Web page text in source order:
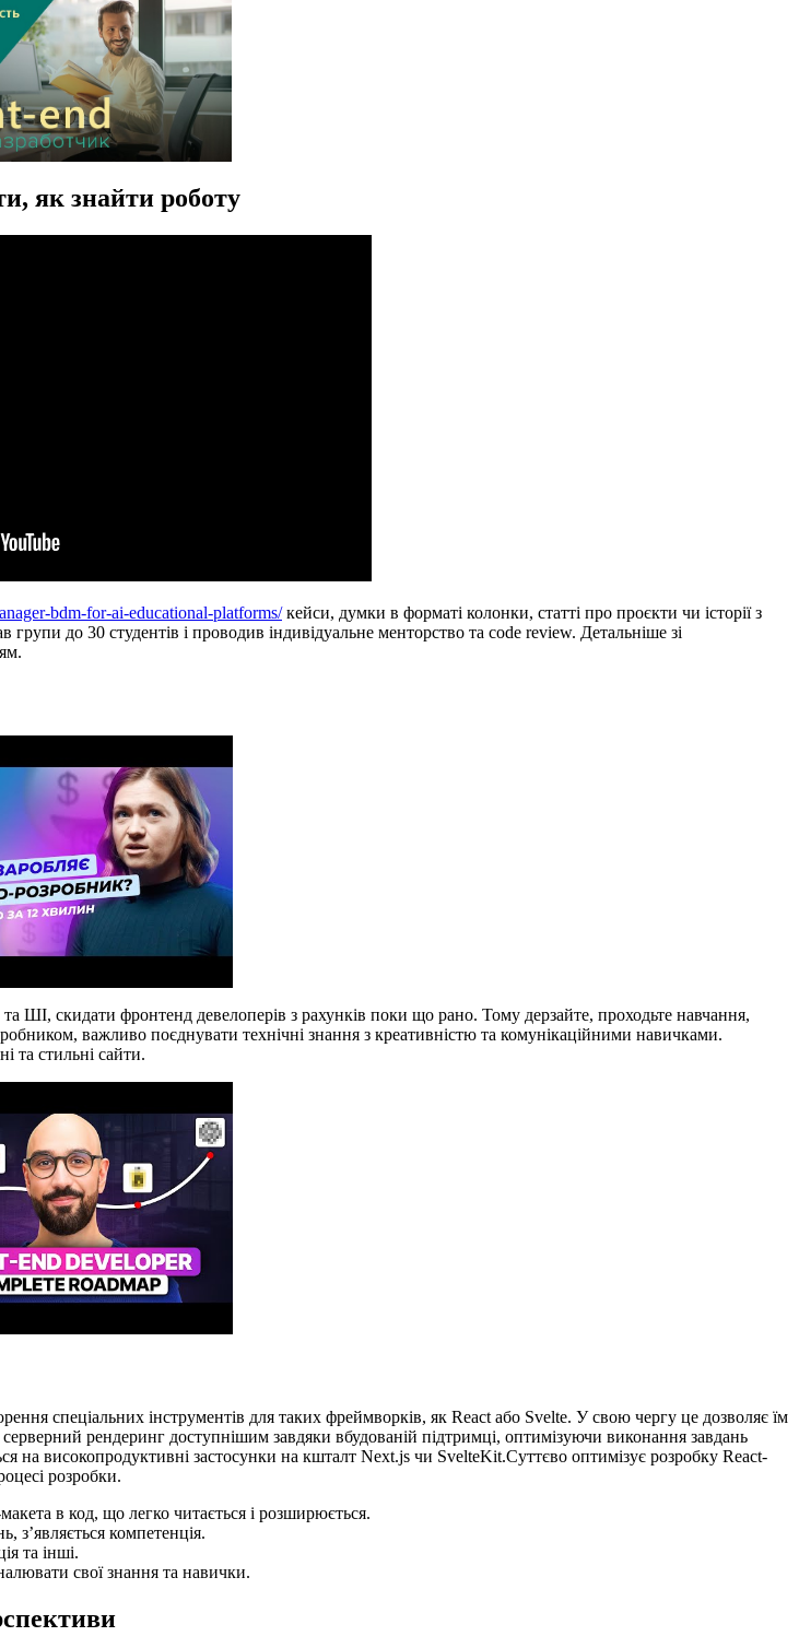
як знайти роботу
bdm-for-ai-educational-platforms/кейси, думки в форматі колонки, статті про проєкти чи історії з
до 30 студентів і проводив індивідуальне менторство та code review. Детальніше зі
ШІ, скидати фронтенд девелоперів з рахунків поки що рано. Тому дерзайте, проходьте навчання,
важливо поєднувати технічні знання з креативністю та комунікаційними навичками.
та стильні сайти.
спеціальних інструментів для таких фреймворків, як React або Svelte. У свою чергу це дозволяє їм
рендеринг доступнішим завдяки вбудованій підтримці, оптимізуючи виконання завдань
на високопродуктивні застосунки на кшталт Next.js чи SvelteKit.Суттєво оптимізує розробку React-
розробки.
в код, що легко читається і розширюється.
з’являється компетенція.
та інші.
свої знання та навички.